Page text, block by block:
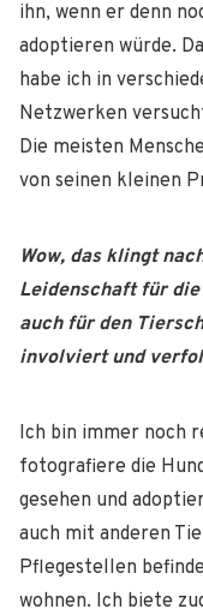
ihn, wenn er denn
adoptieren würde.
habe ich in
Netzwerken
Die meisten
von seinen kleinen
Wow, das klingt
Leidenschaft für
auch für den
involviert und
Ich bin immer noch
fotografiere die
gesehen und
auch mit anderen
Pflegestellen
wohnen. Ich biete